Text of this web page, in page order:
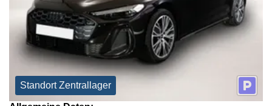
Standort Zentrallager